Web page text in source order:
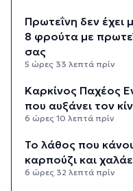
Πρωτεΐνη δεν
8 φρούτα με
σας
5 ώρες 33 λεπτά πρίν
Καρκίνος Παχέος
που αυξάνει τον
6 ώρες 10 λεπτά πρίν
Το λάθος που
καρπούζι και
6 ώρες 32 λεπτά πρίν